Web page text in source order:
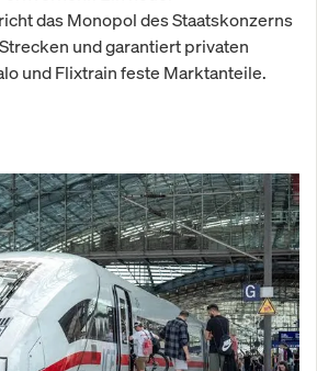
das Monopol des Staatskonzerns
und garantiert privaten
und Flixtrain feste Marktanteile.